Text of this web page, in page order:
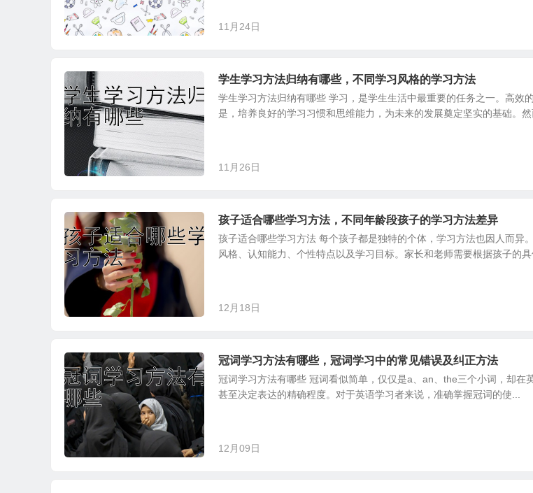
11月24日
学生学习方法归纳有哪些，不同学习风格的学习方法
学生学习方法归纳有哪些 学习，是学生生活中最重要的任务之一。高
是，培养良好的学习习惯和思维能力，为未来的发展奠定坚实的基础。
11月26日
孩子适合哪些学习方法，不同年龄段孩子的学习方法差异
孩子适合哪些学习方法 每个孩子都是独特的个体，学习方法也因人而
风格、认知能力、个性特点以及学习目标。家长和老师需要根据孩子的
12月18日
冠词学习方法有哪些，冠词学习中的常见错误及纠正方法
冠词学习方法有哪些 冠词看似简单，仅仅是a、an、the三个小词，却在
甚至决定表达的精确程度。对于英语学习者来说，准确掌握冠词的使...
12月09日